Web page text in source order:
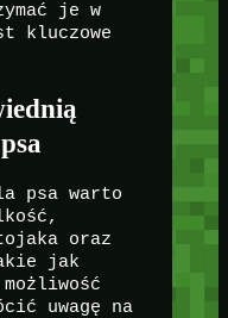
je w
kluczowe
psa warto
oraz
jak
uwagę na